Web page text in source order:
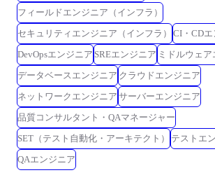
フィールドエンジニア（インフラ）
セキュリティエンジニア（インフラ）
CI・CD
DevOpsエンジニア SREエンジニア ミドルウェ
データベースエンジニア クラウドエンジニア
ネットワークエンジニア サーバーエンジニア
品質コンサルタント・QAマネージャー
SET（テスト自動化・アーキテクト）
テストエ
QAエンジニア